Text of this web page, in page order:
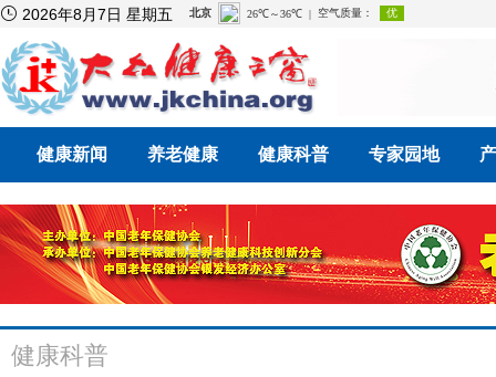
 2026年8月7日 星期五
健康新闻 养老健康 健康科普 专家园地
健康科普